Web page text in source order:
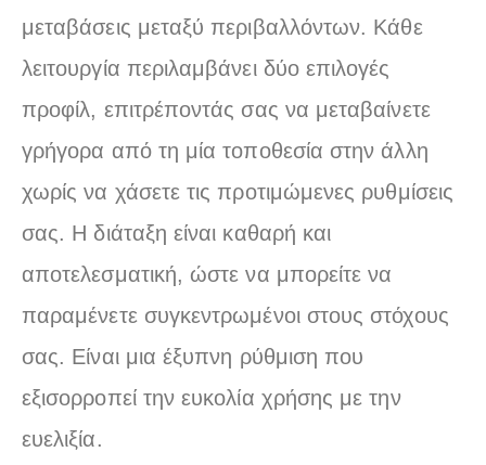
μεταβάσεις μεταξύ περιβαλλόντων. Κάθε
λειτουργία περιλαμβάνει δύο επιλογές
προφίλ, επιτρέποντάς σας να μεταβαίνετε
γρήγορα από τη μία τοποθεσία στην άλλη
χωρίς να χάσετε τις προτιμώμενες ρυθμίσεις
σας. Η διάταξη είναι καθαρή και
αποτελεσματική, ώστε να μπορείτε να
παραμένετε συγκεντρωμένοι στους στόχους
σας. Είναι μια έξυπνη ρύθμιση που
εξισορροπεί την ευκολία χρήσης με την
ευελιξία.